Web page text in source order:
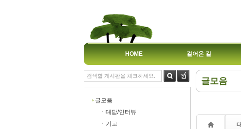
HOME 걸어온 길
글모음
ㆍ대담/인터뷰
ㆍ기고
글모음